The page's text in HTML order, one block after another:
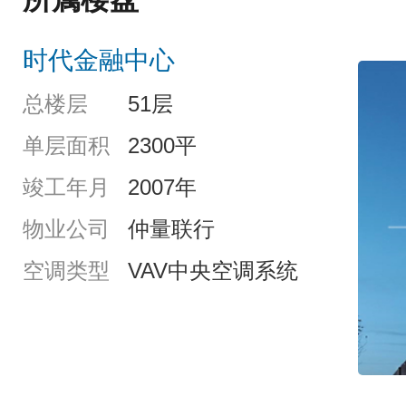
时代金融中心
总楼层
51层
单层面积
2300平
竣工年月
2007年
物业公司
仲量联行
空调类型
VAV中央空调系统